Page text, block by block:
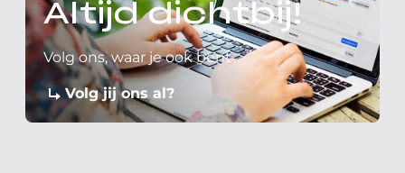
Altijd dichtbij!
Volg ons, waar je ook bent
Volg jij ons al?